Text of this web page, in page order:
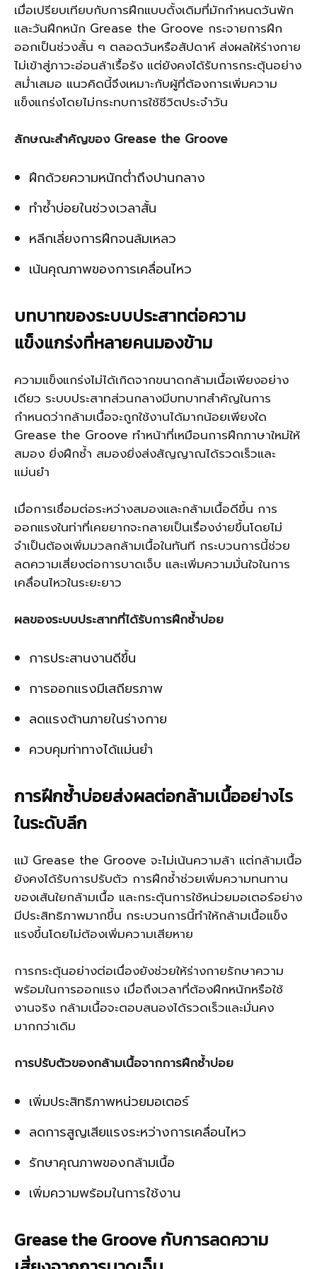
เมื่อเปรียบเทียบกับการฝึกแบบดั้งเดิมที่มักกำหนดวันพัก
และวันฝึกหนัก Grease the Groove กระจายการฝึก
ออกเป็นช่วงสั้น ๆ ตลอดวันหรือสัปดาห์ ส่งผลให้ร่างกาย
ไม่เข้าสู่ภาวะอ่อนล้าเรื้อรัง แต่ยังคงได้รับการกระตุ้นอย่าง
สม่ำเสมอ แนวคิดนี้จึงเหมาะกับผู้ที่ต้องการเพิ่มความ
แข็งแกร่งโดยไม่กระทบการใช้ชีวิตประจำวัน
ลักษณะสำคัญของ Grease the Groove
ฝึกด้วยความหนักต่ำถึงปานกลาง
ทำซ้ำบ่อยในช่วงเวลาสั้น
หลีกเลี่ยงการฝึกจนล้มเหลว
เน้นคุณภาพของการเคลื่อนไหว
บทบาทของระบบประสาทต่อความ
แข็งแกร่งที่หลายคนมองข้าม
ความแข็งแกร่งไม่ได้เกิดจากขนาดกล้ามเนื้อเพียงอย่าง
เดียว ระบบประสาทส่วนกลางมีบทบาทสำคัญในการ
กำหนดว่ากล้ามเนื้อจะถูกใช้งานได้มากน้อยเพียงใด
Grease the Groove ทำหน้าที่เหมือนการฝึกภาษาใหม่ให้
สมอง ยิ่งฝึกซ้ำ สมองยิ่งส่งสัญญาณได้รวดเร็วและ
แม่นยำ
เมื่อการเชื่อมต่อระหว่างสมองและกล้ามเนื้อดีขึ้น การ
ออกแรงในท่าที่เคยยากจะกลายเป็นเรื่องง่ายขึ้นโดยไม่
จำเป็นต้องเพิ่มมวลกล้ามเนื้อในทันที กระบวนการนี้ช่วย
ลดความเสี่ยงต่อการบาดเจ็บ และเพิ่มความมั่นใจในการ
เคลื่อนไหวในระยะยาว
ผลของระบบประสาทที่ได้รับการฝึกซ้ำบ่อย
การประสานงานดีขึ้น
การออกแรงมีเสถียรภาพ
ลดแรงต้านภายในร่างกาย
ควบคุมท่าทางได้แม่นยำ
การฝึกซ้ำบ่อยส่งผลต่อกล้ามเนื้ออย่างไร
ในระดับลึก
แม้ Grease the Groove จะไม่เน้นความล้า แต่กล้ามเนื้อ
ยังคงได้รับการปรับตัว การฝึกซ้ำช่วยเพิ่มความทนทาน
ของเส้นใยกล้ามเนื้อ และกระตุ้นการใช้หน่วยมอเตอร์อย่าง
มีประสิทธิภาพมากขึ้น กระบวนการนี้ทำให้กล้ามเนื้อแข็ง
แรงขึ้นโดยไม่ต้องเพิ่มความเสียหาย
การกระตุ้นอย่างต่อเนื่องยังช่วยให้ร่างกายรักษาความ
พร้อมในการออกแรง เมื่อถึงเวลาที่ต้องฝึกหนักหรือใช้
งานจริง กล้ามเนื้อจะตอบสนองได้รวดเร็วและมั่นคง
มากกว่าเดิม
การปรับตัวของกล้ามเนื้อจากการฝึกซ้ำบ่อย
เพิ่มประสิทธิภาพหน่วยมอเตอร์
ลดการสูญเสียแรงระหว่างการเคลื่อนไหว
รักษาคุณภาพของกล้ามเนื้อ
เพิ่มความพร้อมในการใช้งาน
Grease the Groove กับการลดความ